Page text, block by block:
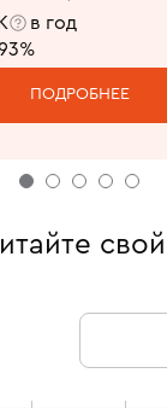
в год
ПОДРОБНЕЕ